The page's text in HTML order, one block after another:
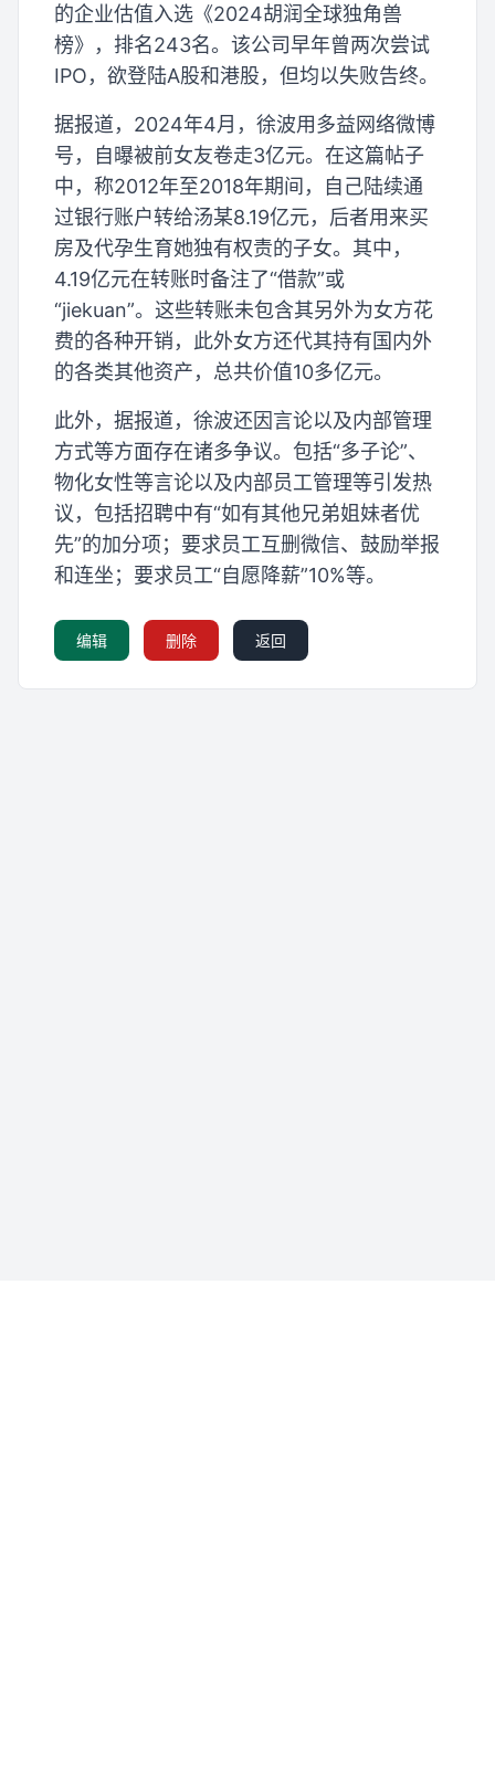
的企业估值入选《2024胡润全球独角兽
榜》，排名243名。该公司早年曾两次尝试
IPO，欲登陆A股和港股，但均以失败告终。
据报道，2024年4月，徐波用多益网络微博
号，自曝被前女友卷走3亿元。在这篇帖子
中，称2012年至2018年期间，自己陆续通
过银行账户转给汤某8.19亿元，后者用来买
房及代孕生育她独有权责的子女。其中，
4.19亿元在转账时备注了“借款”或
“jiekuan”。这些转账未包含其另外为女方花
费的各种开销，此外女方还代其持有国内外
的各类其他资产，总共价值10多亿元。
此外，据报道，徐波还因言论以及内部管理
方式等方面存在诸多争议。包括“多子论”、
物化女性等言论以及内部员工管理等引发热
议，包括招聘中有“如有其他兄弟姐妹者优
先”的加分项；要求员工互删微信、鼓励举报
和连坐；要求员工“自愿降薪”10%等。
编辑 删除 返回